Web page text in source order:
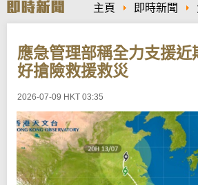
r
c
主頁 即時新聞
應急管理部稱全力支援近
好搶險救援救災
2026-07-09 HKT 03:35